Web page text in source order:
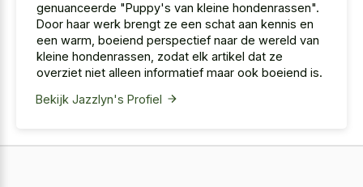
genuanceerde "Puppy's van kleine hondenrassen".
Door haar werk brengt ze een schat aan kennis en
een warm, boeiend perspectief naar de wereld van
kleine hondenrassen, zodat elk artikel dat ze
overziet niet alleen informatief maar ook boeiend is.
Bekijk Jazzlyn's Profiel